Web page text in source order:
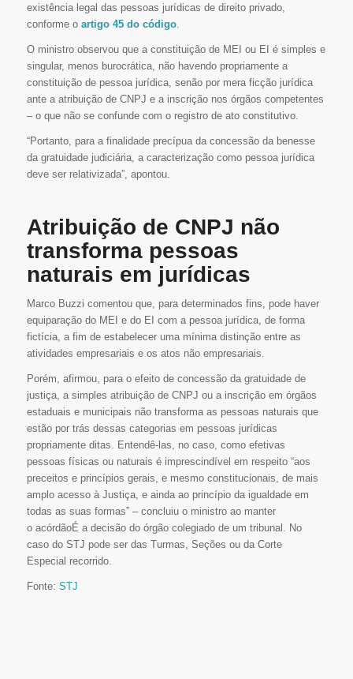
existência legal das pessoas jurídicas de direito privado,
conforme o artigo 45 do código.
O ministro observou que a constituição de MEI ou EI é simples e
singular, menos burocrática, não havendo propriamente a
constituição de pessoa jurídica, senão por mera ficção jurídica
ante a atribuição de CNPJ e a inscrição nos órgãos competentes
– o que não se confunde com o registro de ato constitutivo.
“Portanto, para a finalidade precípua da concessão da benesse
da gratuidade judiciária, a caracterização como pessoa jurídica
deve ser relativizada”, apontou.
Atribuição de CNPJ não
transforma pessoas
naturais em jurídicas
Marco Buzzi comentou que, para determinados fins, pode haver
equiparação do MEI e do EI com a pessoa jurídica, de forma
fictícia, a fim de estabelecer uma mínima distinção entre as
atividades empresariais e os atos não empresariais.
Porém, afirmou, para o efeito de concessão da gratuidade de
justiça, a simples atribuição de CNPJ ou a inscrição em órgãos
estaduais e municipais não transforma as pessoas naturais que
estão por trás dessas categorias em pessoas jurídicas
propriamente ditas. Entendê-las, no caso, como efetivas
pessoas físicas ou naturais é imprescindível em respeito “aos
preceitos e princípios gerais, e mesmo constitucionais, de mais
amplo acesso à Justiça, e ainda ao princípio da igualdade em
todas as suas formas” – concluiu o ministro ao manter
o acórdãoÉ a decisão do órgão colegiado de um tribunal. No
caso do STJ pode ser das Turmas, Seções ou da Corte
Especial recorrido.
Fonte: STJ